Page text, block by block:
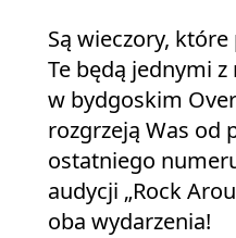
Są wieczory,
Te będą jednymi
w bydgoskim
rozgrzeją Was od
ostatniego
audycji „Rock
oba wydarzenia!